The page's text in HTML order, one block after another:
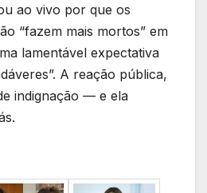
ao vivo por que os
“fazem mais mortos” em
lamentável expectativa
A reação pública,
indignação — e ela